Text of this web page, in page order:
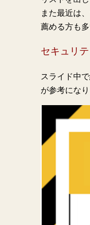
また最近は
薦める方も多
セキュリテ
スライド中
が参考になり